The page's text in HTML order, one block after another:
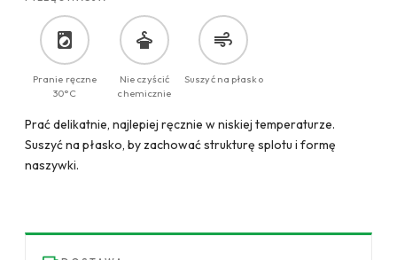
Pranie ręczne
30°C
Nie czyścić
chemicznie
Suszyć na płasko
Prać delikatnie, najlepiej ręcznie w niskiej temperaturze.
Suszyć na płasko, by zachować strukturę splotu i formę
naszywki.